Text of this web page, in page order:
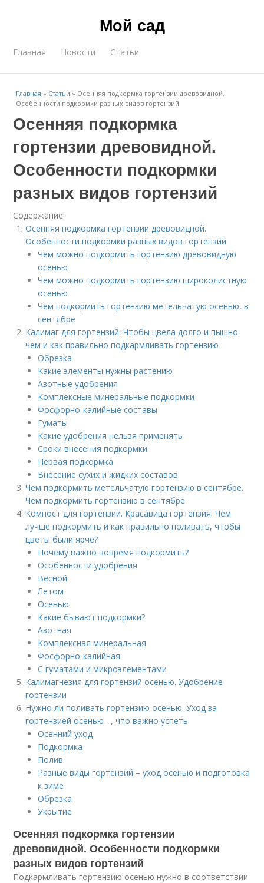
Мой сад
Главная Новости Статьи
Главная » Статьи » Осенняя подкормка гортензии древовидной.
Особенности подкормки разных видов гортензий
Осенняя подкормка
гортензии древовидной.
Особенности подкормки
разных видов гортензий
Содержание
Осенняя подкормка гортензии древовидной.
Особенности подкормки разных видов гортензий
Чем можно подкормить гортензию древовидную
осенью
Чем можно подкормить гортензию широколистную
осенью
Чем подкормить гортензию метельчатую осенью, в
сентябре
Калимаг для гортензий. Чтобы цвела долго и пышно:
чем и как правильно подкармливать гортензию
Обрезка
Какие элементы нужны растению
Азотные удобрения
Комплексные минеральные подкормки
Фосфорно-калийные составы
Гуматы
Какие удобрения нельзя применять
Сроки внесения подкормки
Первая подкормка
Внесение сухих и жидких составов
Чем подкормить метельчатую гортензию в сентябре.
Чем подкормить гортензию в сентябре
Компост для гортензии. Красавица гортензия. Чем
лучше подкормить и как правильно поливать, чтобы
цветы были ярче?
Почему важно вовремя подкормить?
Особенности удобрения
Весной
Летом
Осенью
Какие бывают подкормки?
Азотная
Комплексная минеральная
Фосфорно-калийная
С гуматами и микроэлементами
Калимагнезия для гортензий осенью. Удобрение
гортензии
Нужно ли поливать гортензию осенью. Уход за
гортензией осенью –, что важно успеть
Осенний уход
Подкормка
Полив
Разные виды гортензий – уход осенью и подготовка
к зиме
Обрезка
Укрытие
Осенняя подкормка гортензии
древовидной. Особенности подкормки
разных видов гортензий
Подкармливать гортензию осенью нужно в соответствии